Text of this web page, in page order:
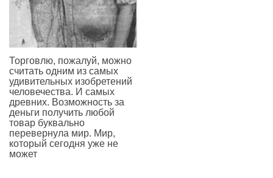
Торговлю, пожалуй, можно
считать одним из самых
удивительных изобретений
человечества. И самых
древних. Возможность за
деньги получить любой
товар буквально
перевернула мир. Мир,
который сегодня уже не
может